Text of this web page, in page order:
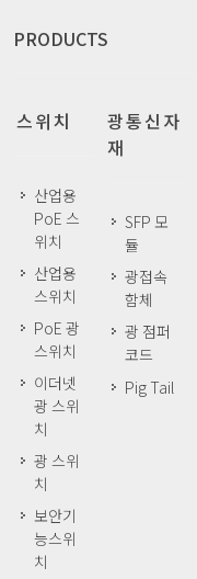
PRODUCTS
스위치
산업용
PoE 스
위치
산업용
스위치
PoE 광
스위치
이더넷
광 스위
치
광 스위
치
보안기
능스위
치
광통신자
재
SFP 모
듈
광접속
함체
광 점퍼
코드
Pig Tail